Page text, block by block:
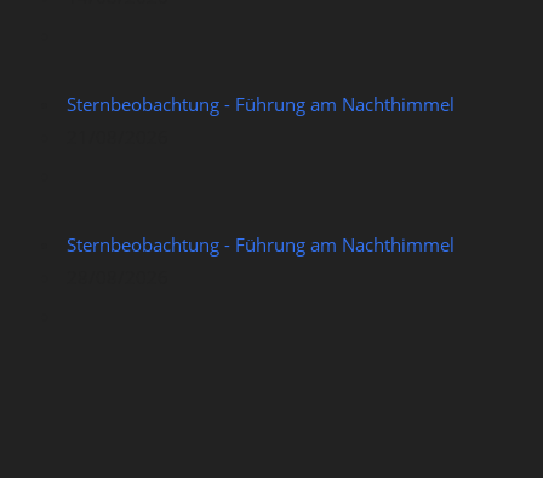
Sternbeobachtung - Führung am Nachthimmel
Sternbeobachtung - Führung am Nachthimmel